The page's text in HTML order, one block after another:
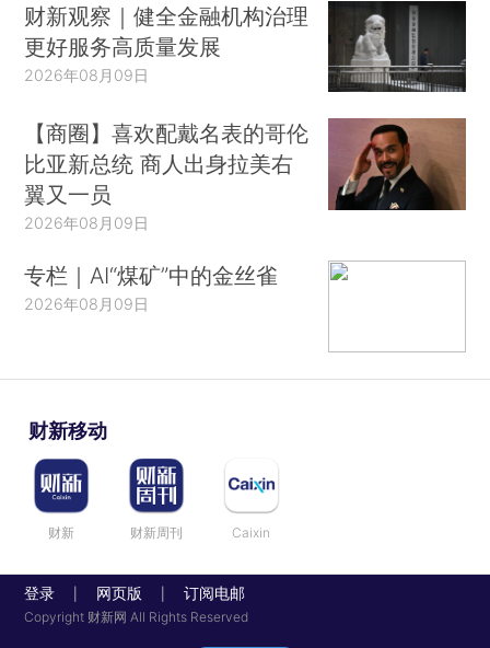
财新观察｜健全金融机构治理
更好服务高质量发展
2026年08月09日
【商圈】喜欢配戴名表的哥伦
比亚新总统 商人出身拉美右
翼又一员
2026年08月09日
专栏｜AI“煤矿”中的金丝雀
2026年08月09日
财新移动
财新 财新周刊 Caixin
登录 网页版 订阅电邮
Copyright 财新网 All Rights Reserved